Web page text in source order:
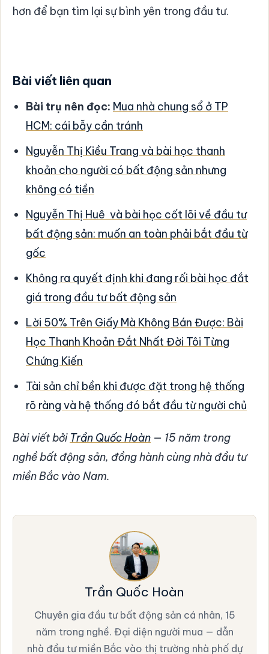
hơn để bạn tìm lại sự bình yên trong đầu tư.
Bài viết liên quan
Bài trụ nên đọc: Mua nhà chung sổ ở TP
HCM: cái bẫy cần tránh
Nguyễn Thị Kiều Trang và bài học thanh
khoản cho người có bất động sản nhưng
không có tiền
Nguyễn Thị Huê và bài học cốt lõi về đầu tư
bất động sản: muốn an toàn phải bắt đầu từ
gốc
Không ra quyết định khi đang rối bài học đắt
giá trong đầu tư bất động sản
Lời 50% Trên Giấy Mà Không Bán Được: Bài
Học Thanh Khoản Đắt Nhất Đời Tôi Từng
Chứng Kiến
Tài sản chỉ bền khi được đặt trong hệ thống
rõ ràng và hệ thống đó bắt đầu từ người chủ
Bài viết bởi Trần Quốc Hoàn — 15 năm trong
nghề bất động sản, đồng hành cùng nhà đầu tư
miền Bắc vào Nam.
Trần Quốc Hoàn
Chuyên gia đầu tư bất động sản cá nhân, 15
năm trong nghề. Đại diện người mua — dẫn
nhà đầu tư miền Bắc vào thị trường nhà phố dự